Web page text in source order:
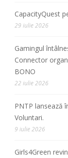
CapacityQuest
29 iulie 2026
Gamingul
Connector
BONO
22 iulie 2026
PNTP lansează
Voluntari.
9 iulie 2026
Girls4Green